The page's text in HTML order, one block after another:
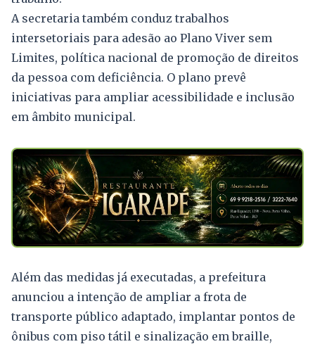
A secretaria também conduz trabalhos
intersetoriais para adesão ao Plano Viver sem
Limites, política nacional de promoção de direitos
da pessoa com deficiência. O plano prevê
iniciativas para ampliar acessibilidade e inclusão
em âmbito municipal.
Além das medidas já executadas, a prefeitura
anunciou a intenção de ampliar a frota de
transporte público adaptado, implantar pontos de
ônibus com piso tátil e sinalização em braille,